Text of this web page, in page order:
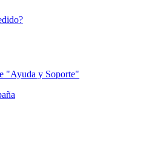
"Ayuda y Soporte"